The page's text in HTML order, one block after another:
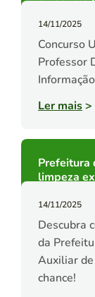
14/11/2025
Concurso
Professor
Ler mais>
Prefeitura
limpeza
14/11/2025
Descubra
da
Auxiliar
chance!